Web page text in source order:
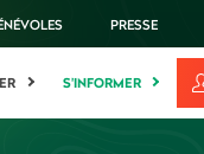
PRESSE
S'INFORMER